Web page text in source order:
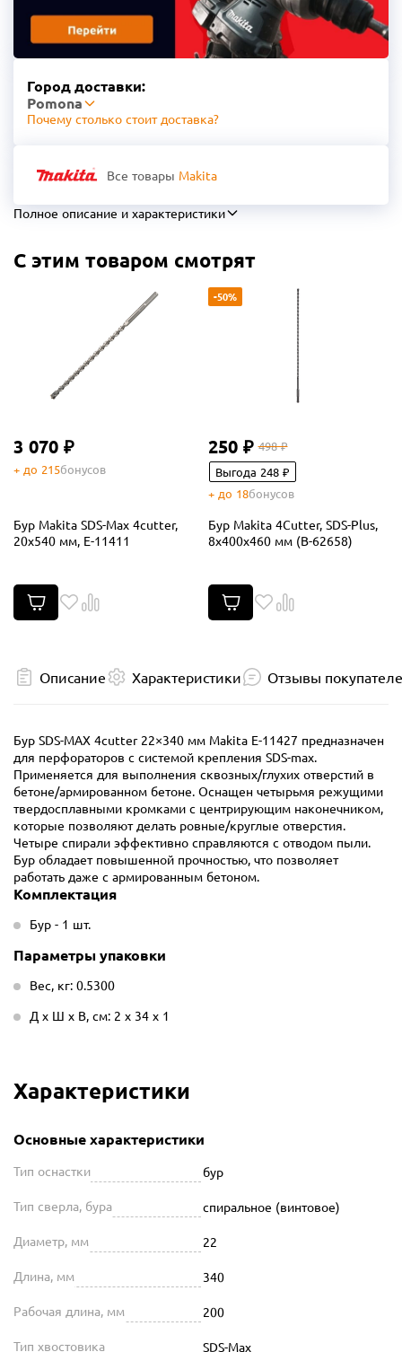
Город доставки:
Pomona
Почему столько стоит доставка?
Все товары Makita
Полное описание и характеристики
С этим товаром смотрят
3 070 ₽
+ до 215бонусов
Бур Makita SDS-Max 4cutter,
20x540 мм, E-11411
-50%
250 ₽ 498 ₽
Выгода 248 ₽
+ до 18бонусов
Бур Makita 4Cutter, SDS-Plus,
8x400x460 мм (B-62658)
Описание Характеристики Отзывы
Бур SDS-MAX 4cutter 22×340 мм Makita E-11427 предназначен
для перфораторов с системой крепления SDS-max.
Применяется для выполнения сквозных/глухих отверстий в
бетоне/армированном бетоне. Оснащен четырьмя режущими
твердосплавными кромками с центрирующим наконечником,
которые позволяют делать ровные/круглые отверстия.
Четыре спирали эффективно справляются с отводом пыли.
Бур обладает повышенной прочностью, что позволяет
работать даже с армированным бетоном.
Комплектация
Бур - 1 шт.
Параметры упаковки
Вес, кг: 0.5300
Д х Ш х В, см: 2 х 34 х 1
Характеристики
Основные характеристики
Тип оснастки бур
Тип сверла, бура спиральное (винтовое)
Диаметр, мм 22
Длина, мм 340
Рабочая длина, мм 200
Тип хвостовика SDS-Max